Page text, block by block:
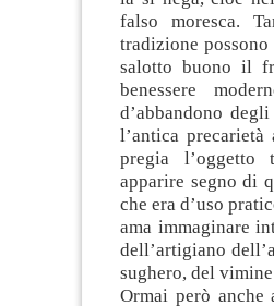
falso moresca.
tradizione
salotto buono il
benessere
d’abbandono
l’antica
pregia l’oggetto
apparire segno di
che era d’uso
ama immaginare
dell’artigiano
sughero, del
Ormai però